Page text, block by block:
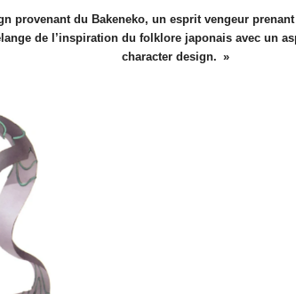
provenant du Bakeneko, un esprit vengeur prenant
de l’inspiration du folklore japonais avec un
character design.